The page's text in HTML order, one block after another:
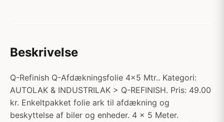
Beskrivelse
Q-Refinish Q-Afdækningsfolie 4x5 Mtr.. Kategori:
AUTOLAK & INDUSTRILAK > Q-REFINISH. Pris: 49.00
kr. Enkeltpakket folie ark til afdækning og
beskyttelse af biler og enheder. 4 x 5 Meter.